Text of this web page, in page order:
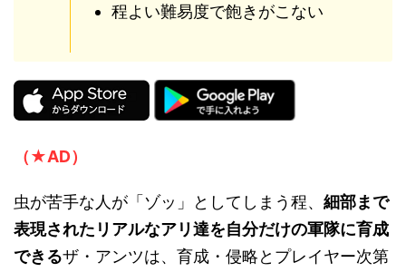
程よい難易度で飽きがこない
（★AD）
虫が苦手な人が「ゾッ」としてしまう程、 細部まで
表現されたリアルなアリ達を自分だけの軍隊に育成
できるザ・アンツは、育成・侵略とプレイヤー次第